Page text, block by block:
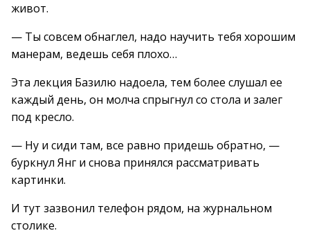
живот.
— Ты совсем обнаглел, надо научить тебя хорошим
манерам, ведешь себя плохо…
Эта лекция Базилю надоела, тем более слушал ее
каждый день, он молча спрыгнул со стола и залег
под кресло.
— Ну и сиди там, все равно придешь обратно, —
буркнул Янг и снова принялся рассматривать
картинки.
И тут зазвонил телефон рядом, на журнальном
столике.